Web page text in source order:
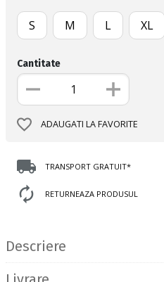
S M L XL
Cantitate
ADAUGATI LA FAVORITE
TRANSPORT GRATUIT*
RETURNEAZA PRODUSUL
Descriere